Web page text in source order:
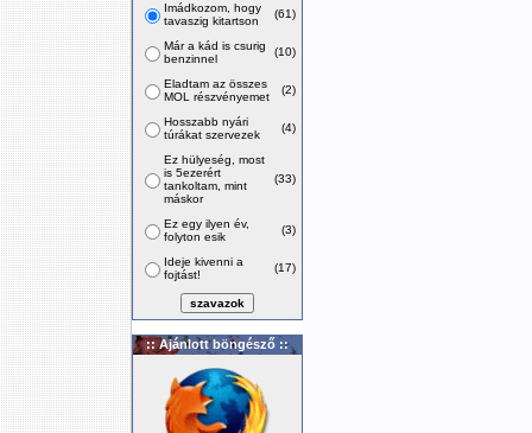
Imádkozom, hogy
tavaszig kitartson
(61)
Már a kád is csurig
benzinnel
(10)
Eladtam az összes
MOL részvényemet
(2)
Hosszabb nyári
túrákat szervezek
(4)
Ez hülyeség, most
is 5ezerért
tankoltam, mint
máskor
(33)
Ez egy ilyen év,
folyton esik
(3)
Ideje kivenni a
fojtást!
(17)
:: Ajánlott böngésző ::